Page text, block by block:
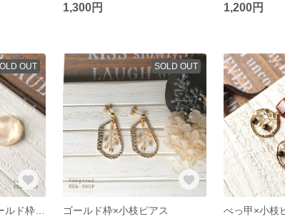
1,300円 1,200円
OUT SOLD OUT
ゴールド枠×小枝ピアス べっ甲×小枝